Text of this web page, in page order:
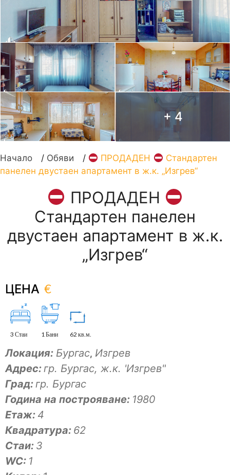
+ 4
Начало / Обяви / ПРОДАДЕН
Стандартен
панелен двустаен апартамент в ж.к. „Изгрев“
ПРОДАДЕН
Стандартен панелен
двустаен апартамент в ж.к.
„Изгрев“
ЦЕНА €
3 Стаи 1 Бани 62 кв.м.
Локация: Бургас, Изгрев
Адрес:гр. Бургас, ж.к. 'Изгрев"
Град:гр. Бургас
Година на построяване: 1980
Eтаж: 4
Квадратура: 62
Стаи: 3
WC: 1